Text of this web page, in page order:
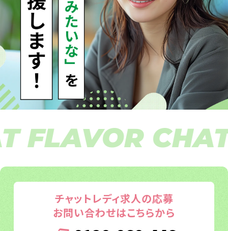
CHAT
チャットレディ求人の応募
お問い合わせはこちらから